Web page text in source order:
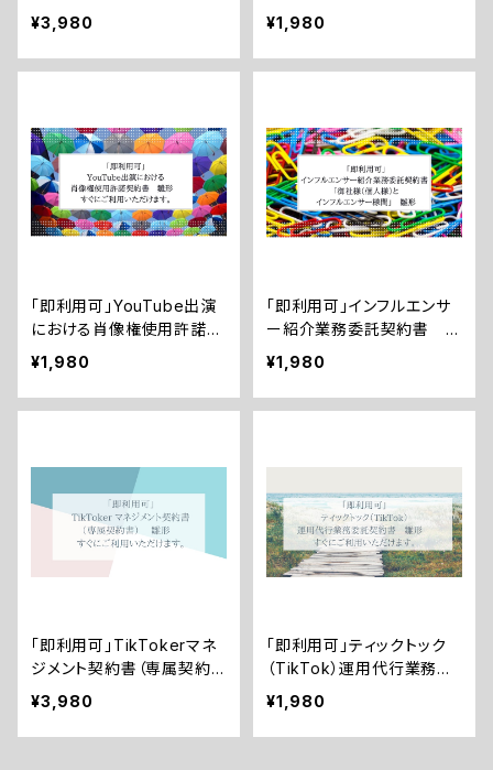
形式納品 すぐにご利用い
ただけます。
¥3,980
約書） 雛形 すぐにご利
用いただけます。
¥1,980
「即利用可」YouTube出演
における肖像権使用許諾契
約書 雛形 すぐにご利用
いただけます。
¥1,980
「即利用可」インフルエンサ
ー紹介業務委託契約書
「御社様（個人様）とインフル
エンサー様間」 雛形 すぐ
にご利用いただけます。
¥1,980
「即利用可」TikTokerマネ
ジメント契約書（専属契約
書） 雛形 すぐにご利用い
ただけます。
¥3,980
「即利用可」ティックトック
（TikTok）運用代行業務委
託契約書 雛形 すぐにご
利用いただけます。
¥1,980